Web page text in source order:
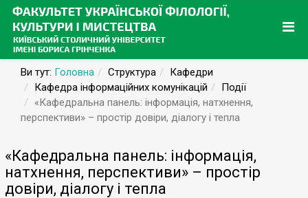
Ви тут: Головна Структура
Кафедри
Кафедра інформаційних комунікацій
Події
«Кафедральна панель: інформація, натхнення,
перспективи» – простір довіри, діалогу і тепла
«Кафедральна панель: інформація,
натхнення, перспективи» – простір
довіри, діалогу і тепла